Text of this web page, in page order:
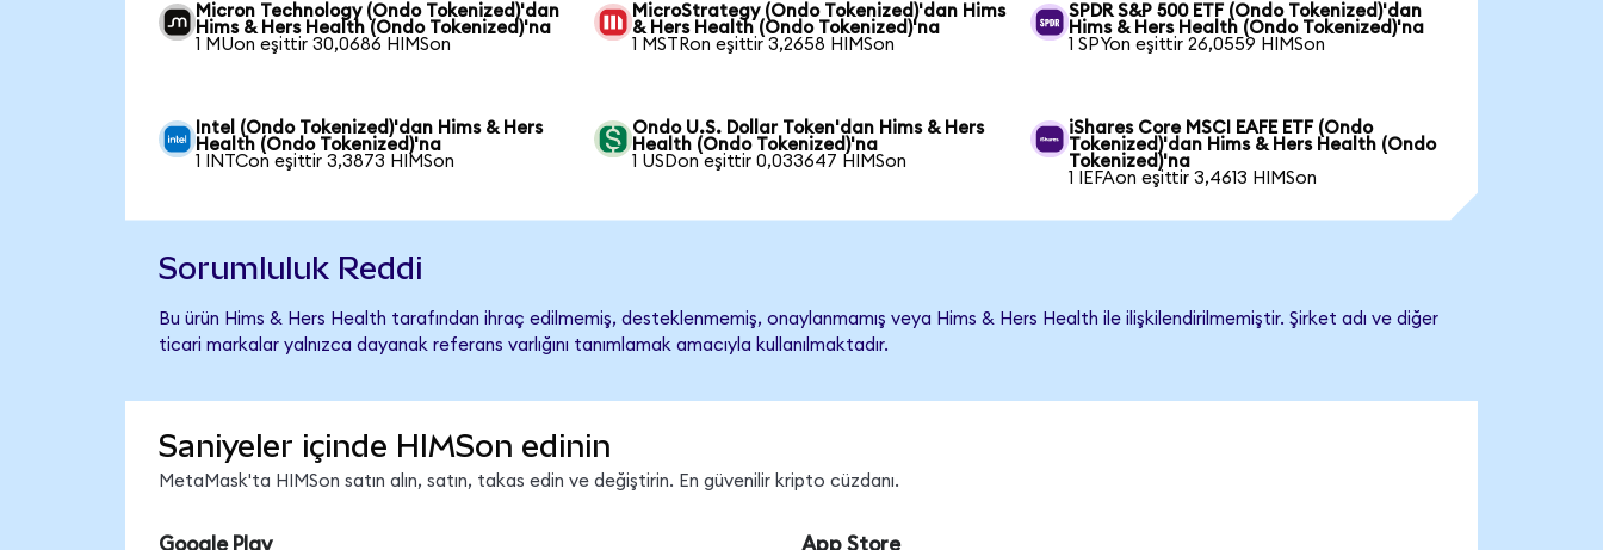
Micron Technology (Ondo Tokenized)'dan
Hims & Hers Health (Ondo Tokenized)'na
1 MUon eşittir 30,0686 HIMSon
MicroStrategy (Ondo Tokenized)'dan Hims
& Hers Health (Ondo Tokenized)'na
1 MSTRon eşittir 3,2658 HIMSon
SPDR S&P 500 ETF (Ondo Tokenized)'dan
Hims & Hers Health (Ondo Tokenized)'na
1 SPYon eşittir 26,0559 HIMSon
Intel (Ondo Tokenized)'dan Hims & Hers
Health (Ondo Tokenized)'na
1 INTCon eşittir 3,3873 HIMSon
Ondo U.S. Dollar Token'dan Hims & Hers
Health (Ondo Tokenized)'na
1 USDon eşittir 0,033647 HIMSon
iShares Core MSCI EAFE ETF (Ondo
Tokenized)'dan Hims & Hers Health (Ondo
Tokenized)'na
1 IEFAon eşittir 3,4613 HIMSon
Sorumluluk Reddi
Bu ürün Hims & Hers Health tarafından ihraç edilmemiş, desteklenmemiş, onaylanmamış veya Hims & Hers Health ile ilişkilendirilmemiştir. Şirket adı ve diğer
ticari markalar yalnızca dayanak referans varlığını tanımlamak amacıyla kullanılmaktadır.
Saniyeler içinde HIMSon edinin
MetaMask'ta HIMSon satın alın, satın, takas edin ve değiştirin. En güvenilir kripto cüzdanı.
Google Play App Store